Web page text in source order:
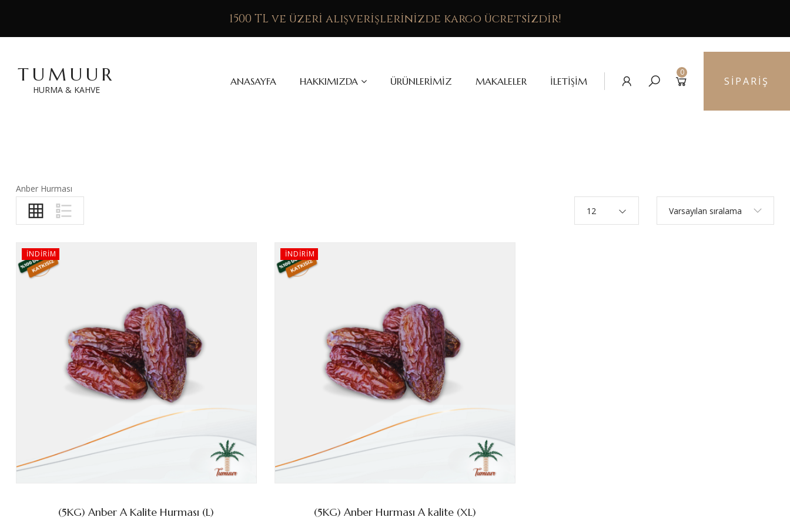
1500 TL ve üzeri alışverişlerinizde kargo ücretsizdir!
TUMUUR
HURMA & KAHVE
ANASAYFA HAKKIMIZDA ÜRÜNLERIMIZ MAKALELER İLETIŞIM
0
SIPARIŞ
Anber Hurması
Varsayılan sıralama
12
INDIRIM
(5KG) Anber A Kalite Hurması (L)
INDIRIM
(5KG) Anber Hurması A kalite (XL)